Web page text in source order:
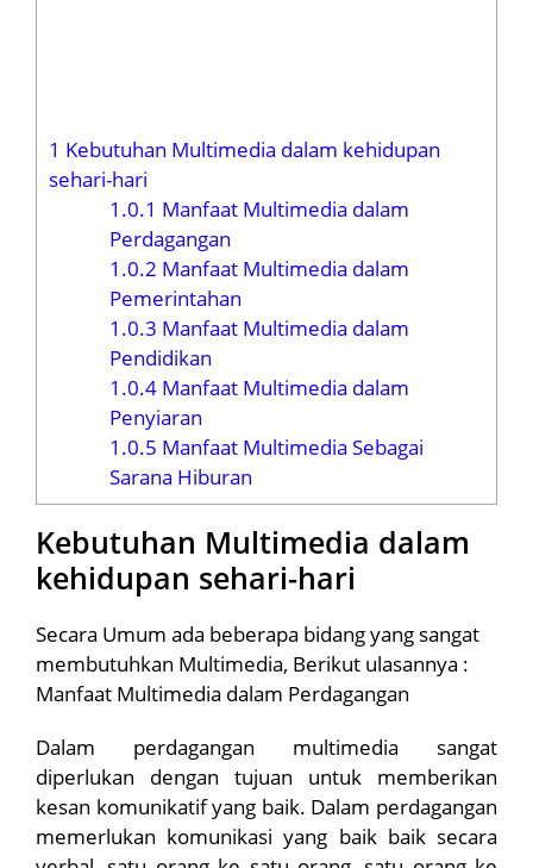
1 Kebutuhan Multimedia dalam kehidupan
sehari-hari
1.0.1 Manfaat Multimedia dalam
Perdagangan
1.0.2 Manfaat Multimedia dalam
Pemerintahan
1.0.3 Manfaat Multimedia dalam
Pendidikan
1.0.4 Manfaat Multimedia dalam
Penyiaran
1.0.5 Manfaat Multimedia Sebagai
Sarana Hiburan
Kebutuhan Multimedia dalam
kehidupan sehari-hari
Secara Umum ada beberapa bidang yang sangat
membutuhkan Multimedia, Berikut ulasannya :
Manfaat Multimedia dalam Perdagangan
Dalam perdagangan multimedia sangat
diperlukan dengan tujuan untuk memberikan
kesan komunikatif yang baik. Dalam perdagangan
memerlukan komunikasi yang baik baik secara